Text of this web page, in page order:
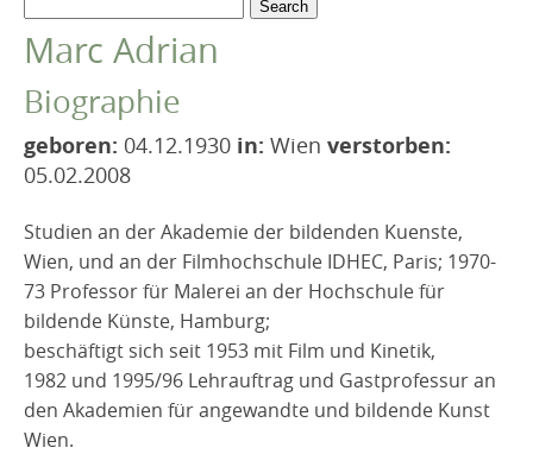
Marc Adrian
Biographie
geboren: 04.12.1930 in: Wien verstorben:
05.02.2008
Studien an der Akademie der bildenden Kuenste,
Wien, und an der Filmhochschule IDHEC, Paris; 1970-
73 Professor für Malerei an der Hochschule für
bildende Künste, Hamburg;
beschäftigt sich seit 1953 mit Film und Kinetik,
1982 und 1995/96 Lehrauftrag und Gastprofessur an
den Akademien für angewandte und bildende Kunst
Wien.